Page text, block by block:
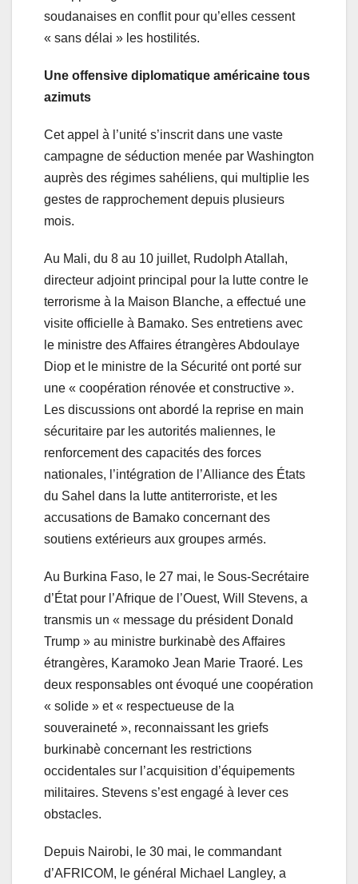
soudanaises en conflit pour qu’elles cessent
« sans délai » les hostilités.
Une offensive diplomatique américaine tous
azimuts
Cet appel à l’unité s’inscrit dans une vaste
campagne de séduction menée par Washington
auprès des régimes sahéliens, qui multiplie les
gestes de rapprochement depuis plusieurs
mois.
Au Mali, du 8 au 10 juillet, Rudolph Atallah,
directeur adjoint principal pour la lutte contre le
terrorisme à la Maison Blanche, a effectué une
visite officielle à Bamako. Ses entretiens avec
le ministre des Affaires étrangères Abdoulaye
Diop et le ministre de la Sécurité ont porté sur
une « coopération rénovée et constructive ».
Les discussions ont abordé la reprise en main
sécuritaire par les autorités maliennes, le
renforcement des capacités des forces
nationales, l’intégration de l’Alliance des États
du Sahel dans la lutte antiterroriste, et les
accusations de Bamako concernant des
soutiens extérieurs aux groupes armés.
Au Burkina Faso, le 27 mai, le Sous-Secrétaire
d’État pour l’Afrique de l’Ouest, Will Stevens, a
transmis un « message du président Donald
Trump » au ministre burkinabè des Affaires
étrangères, Karamoko Jean Marie Traoré. Les
deux responsables ont évoqué une coopération
« solide » et « respectueuse de la
souveraineté », reconnaissant les griefs
burkinabè concernant les restrictions
occidentales sur l’acquisition d’équipements
militaires. Stevens s’est engagé à lever ces
obstacles.
Depuis Nairobi, le 30 mai, le commandant
d’AFRICOM, le général Michael Langley, a